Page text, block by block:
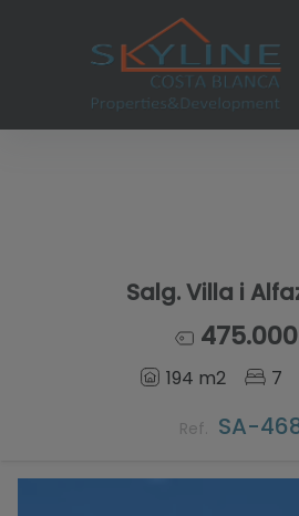
Salg. Villa i
194 m2 7
Ref. SA-